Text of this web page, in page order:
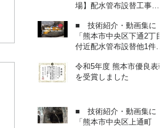
場】配水管布設替工事の
た
■ 技術紹介・動画集に
「熊本市中央区下通2丁目
付近配水管布設替他1件工
した
令和5年度 熊本市優良表彰
を受賞しました
■ 技術紹介・動画集に
「熊本市中央区上通町